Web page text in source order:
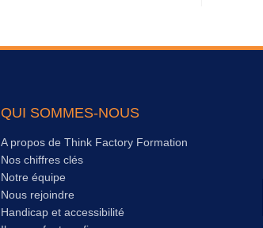
QUI SOMMES-NOUS
A propos de Think Factory Formation
Nos chiffres clés
Notre équipe
Nous rejoindre
Handicap et accessibilité